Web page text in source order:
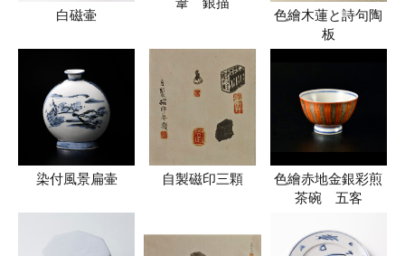
白磁壷
色繪木蓮と詩句陶
板
染付風景扁壷 自製磁印三顆
色繪赤地金銀彩煎
茶碗 五客